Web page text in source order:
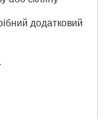
додатковий